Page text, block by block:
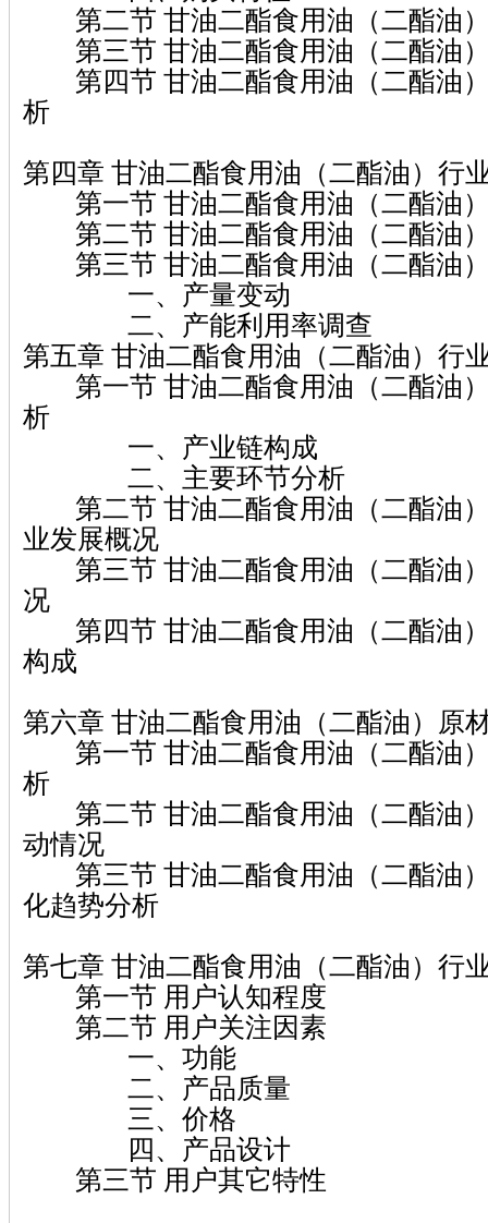
第二节 甘油二酯食用油（二酯油
第三节 甘油二酯食用油（二酯油
第四节 甘油二酯食用油（二酯油
析
第四章 甘油二酯食用油（二酯油）行
第一节 甘油二酯食用油（二酯油
第二节 甘油二酯食用油（二酯油
第三节 甘油二酯食用油（二酯油
一、产量变动
二、产能利用率调查
第五章 甘油二酯食用油（二酯油）行
第一节 甘油二酯食用油（二酯油
析
一、产业链构成
二、主要环节分析
第二节 甘油二酯食用油（二酯油
业发展概况
第三节 甘油二酯食用油（二酯油
况
第四节 甘油二酯食用油（二酯油
构成
第六章 甘油二酯食用油（二酯油）原
第一节 甘油二酯食用油（二酯油
析
第二节 甘油二酯食用油（二酯油
动情况
第三节 甘油二酯食用油（二酯油
化趋势分析
第七章 甘油二酯食用油（二酯油）行
第一节 用户认知程度
第二节 用户关注因素
一、功能
二、产品质量
三、价格
四、产品设计
第三节 用户其它特性